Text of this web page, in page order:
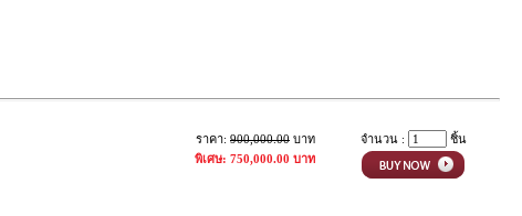
ราคา: 900,000.00 บาท
พิเศษ: 750,000.00 บาท
จำนวน : ชิ้น